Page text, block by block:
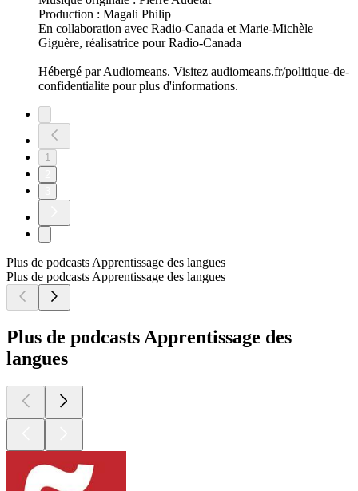
Production : Magali Philip
En collaboration avec Radio-Canada et Marie-Michèle
Giguère, réalisatrice pour Radio-Canada
Hébergé par Audiomeans. Visitez audiomeans.fr/politique-de-
confidentialite pour plus d'informations.
1
Plus de podcasts Apprentissage des langues
Plus de podcasts Apprentissage des langues
Plus de podcasts Apprentissage des
langues